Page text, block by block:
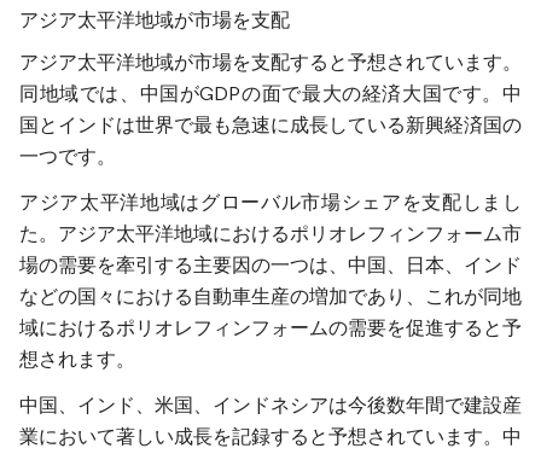
アジア太平洋地域が市場を支配
アジア太平洋地域が市場を支配すると予想されています。
同地域では、中国がGDPの面で最大の経済大国です。中
国とインドは世界で最も急速に成長している新興経済国の
一つです。
アジア太平洋地域はグローバル市場シェアを支配しまし
た。アジア太平洋地域におけるポリオレフィンフォーム市
場の需要を牽引する主要因の一つは、中国、日本、インド
などの国々における自動車生産の増加であり、これが同地
域におけるポリオレフィンフォームの需要を促進すると予
想されます。
中国、インド、米国、インドネシアは今後数年間で建設産
業において著しい成長を記録すると予想されています。中